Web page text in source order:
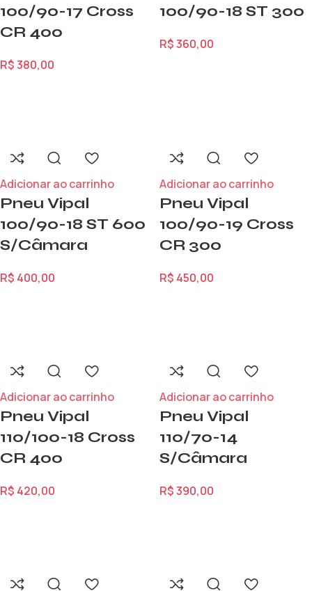
100/90-17 Cross
CR 400
R$380,00
100/90-18 ST 300
R$360,00
Adicionar ao carrinho
Pneu Vipal
100/90-18 ST 600
S/Câmara
R$ 400,00
Adicionar ao carrinho
Pneu Vipal
100/90-19 Cross
CR 300
R$ 450,00
Adicionar ao carrinho
Pneu Vipal
110/100-18 Cross
CR 400
R$ 420,00
Adicionar ao carrinho
Pneu Vipal
110/70-14
S/Câmara
R$390,00